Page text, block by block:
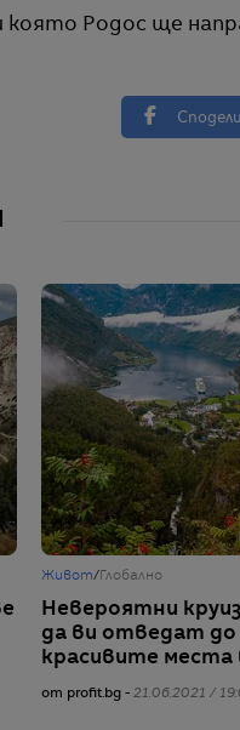
която Родос ще
Сподели
Живот/ Глобално
Невероятни
да ви отведат до
красивите места
от profit.bg - 21.06.2021 /